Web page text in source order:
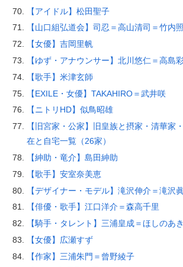
【アイドル】松田聖子
【山口組弘道会】司忍＝高山清司＝竹内
【女優】吉岡里帆
【ゆず・アナウンサー】北川悠仁＝高島
【歌手】米津玄師
【EXILE・女優】TAKAHIRO＝武井咲
【ニトリHD】似鳥昭雄
【旧宮家・公家】旧皇族と摂家・清華家
在と自宅一覧（26家）
【紳助・竜介】島田紳助
【歌手】安室奈美恵
【デザイナー・モデル】滝沢伸介＝滝沢
【俳優・歌手】江口洋介＝森高千里
【騎手・タレント】三浦皇成＝ほしのあき
【女優】広瀬すず
【作家】三浦朱門＝曾野綾子